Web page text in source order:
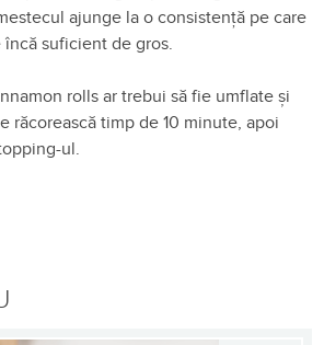
ajunge la o consistență pe care
suficient de gros.
rolls ar trebui să fie umflate și
răcorească timp de 10 minute, apoi
ul.